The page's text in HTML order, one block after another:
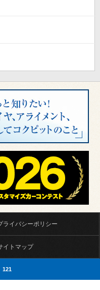
ライバシーポリシー
イトマップ
121